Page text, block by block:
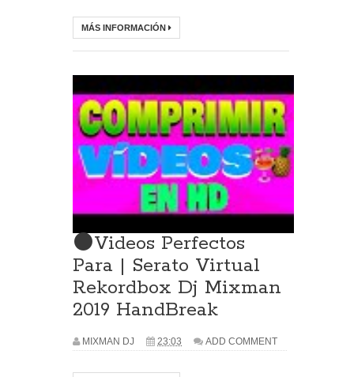
MÁS INFORMACIÓN
⚫Videos Perfectos
Para | Serato Virtual
Rekordbox Dj Mixman
2019 HandBreak
MIXMAN DJ 23:03 ADD COMMENT